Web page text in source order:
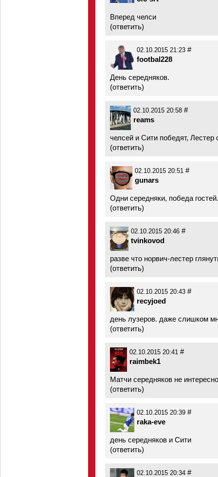
Вперед челси
(ответить)
02.10.2015 21:23 #
footbal228
День середняков.
(ответить)
02.10.2015 20:58 #
reams
челсей и Сити победят, Лестер
(ответить)
02.10.2015 20:51 #
gunars
Одни середняки, победа гостей.
(ответить)
02.10.2015 20:46 #
tvinkovod
разве что норвич-лестер
(ответить)
02.10.2015 20:43 #
recyjoed
день лузеров. даже слишком
(ответить)
02.10.2015 20:41 #
raimbek1
Матчи середняков не интересно
(ответить)
02.10.2015 20:39 #
raka-eve
день середняков и Сити
(ответить)
02.10.2015 20:34 #